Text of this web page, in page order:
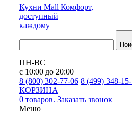
Кухни Mall Комфорт,
доступный
каждому
ПН-ВС
с 10:00 до 20:00
8 (800) 302-77-06 8 (499) 348-15-
КОРЗИНА
0 товаров. Заказать звонок
Меню